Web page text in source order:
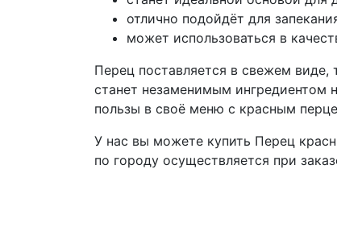
отлично подойдёт для
может использоваться в
Перец поставляется в свежем виде,
станет незаменимым ингредиентом
пользы в своё меню с красным
У нас вы можете купить Перец
по городу осуществляется при